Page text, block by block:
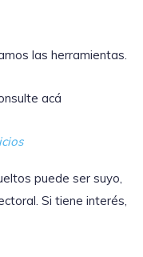
las herramientas.
acá
puede ser suyo,
Si tiene interés,